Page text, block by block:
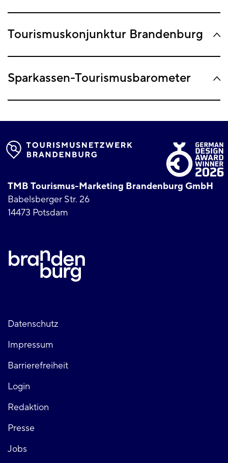
Tourismuskonjunktur Brandenburg
Sparkassen-Tourismusbarometer
TMB Tourismus-Marketing Brandenburg GmbH
Babelsberger Str. 26
14473 Potsdam
Fußzeile
links
Datenschutz
Impressum
Barrierefreiheit
Login
Fußzeile
rechts
Redaktion
Presse
Jobs